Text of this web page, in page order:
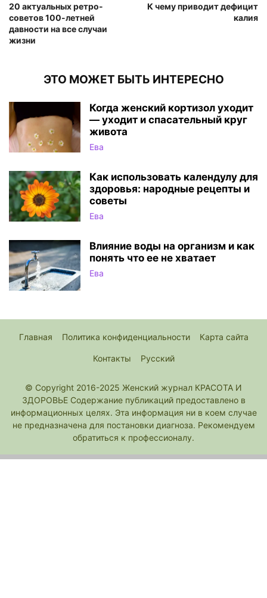
20 актуальных ретро-
советов 100-летней
давности на все случаи
жизни
К чему приводит дефицит
калия
ЭТО МОЖЕТ БЫТЬ ИНТЕРЕСНО
Когда женский кортизол уходит
— уходит и спасательный круг
живота
Ева
Как использовать календулу для
здоровья: народные рецепты и
советы
Ева
Влияние воды на организм и как
понять что ее не хватает
Ева
Главная Политика конфиденциальности Карта сайта
Контакты Русский
© Copyright 2016-2025 Женский журнал КРАСОТА И
ЗДОРОВЬЕ Содержание публикаций предоставлено в
информационных целях. Эта информация ни в коем случае
не предназначена для постановки диагноза. Рекомендуем
обратиться к профессионалу.